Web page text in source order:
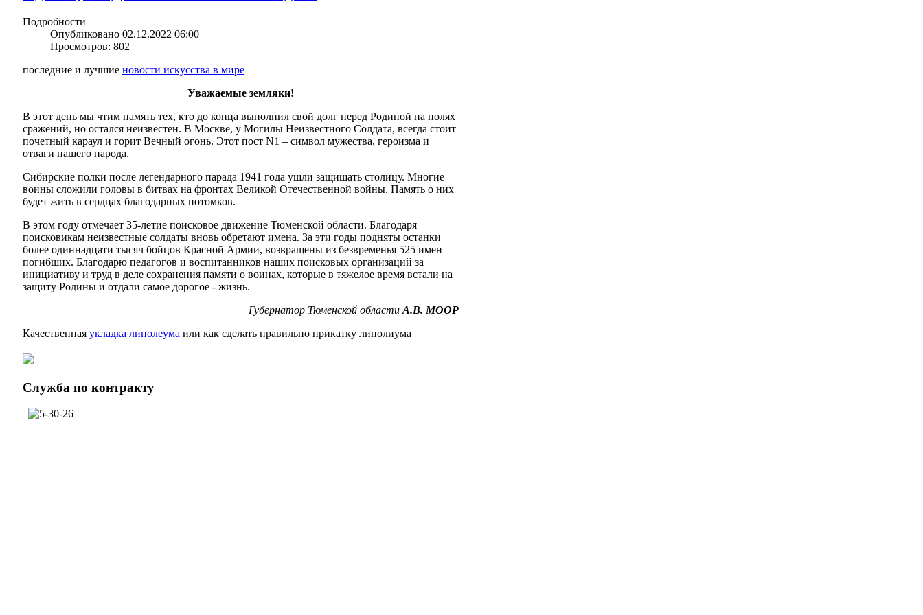
Подробности
Опубликовано 02.12.2022 06:00
Просмотров: 802
последние и лучшие новости искусства в мире
Уважаемые земляки!
В этот день мы чтим память тех, кто до конца выполнил свой долг перед Родиной на полях
сражений, но остался неизвестен. В Москве, у Могилы Неизвестного Солдата, всегда стоит
почетный караул и горит Вечный огонь. Этот пост N1 – символ мужества, героизма и
отваги нашего народа.
Сибирские полки после легендарного парада 1941 года ушли защищать столицу. Многие
воины сложили головы в битвах на фронтах Великой Отечественной войны. Память о них
будет жить в сердцах благодарных потомков.
В этом году отмечает 35-летие поисковое движение Тюменской области. Благодаря
поисковикам неизвестные солдаты вновь обретают имена. За эти годы подняты останки
более одиннадцати тысяч бойцов Красной Армии, возвращены из безвременья 525 имен
погибших. Благодарю педагогов и воспитанников наших поисковых организаций за
инициативу и труд в деле сохранения памяти о воинах, которые в тяжелое время встали на
защиту Родины и отдали самое дорогое - жизнь.
Губернатор Тюменской области А.В. МООР
Качественная укладка линолеума или как сделать правильно прикатку линолиума
Служба по контракту